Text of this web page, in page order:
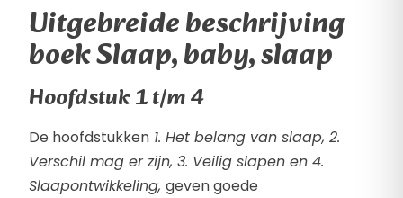
Uitgebreide beschrijving
boek Slaap, baby, slaap
Hoofdstuk 1 t/m 4
De hoofdstukken 1. Het belang van slaap, 2.
Verschil mag er zijn, 3. Veilig slapen en 4.
Slaapontwikkeling, geven goede